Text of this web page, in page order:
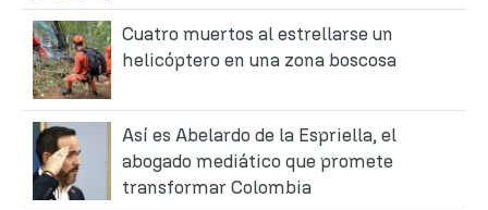
Cuatro muertos al estrellarse un
helicóptero en una zona boscosa
Así es Abelardo de la Espriella, el
abogado mediático que promete
transformar Colombia